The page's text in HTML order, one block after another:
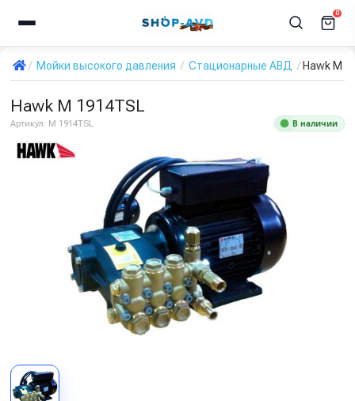
0
Мойки высокого давления Стационарные АВД Hawk M
Hawk M 1914TSL
Артикул: M 1914TSL В наличии